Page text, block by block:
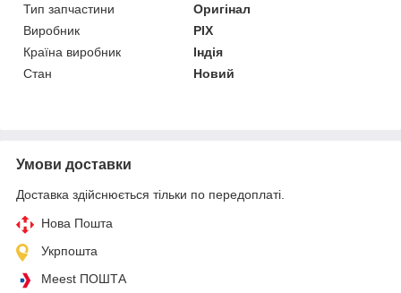
Тип запчастини
Оригінал
Виробник
PIX
Країна виробник
Індія
Стан
Новий
Умови доставки
Доставка здійснюється тільки по передоплаті.
Нова Пошта
Укрпошта
Meest ПОШТА